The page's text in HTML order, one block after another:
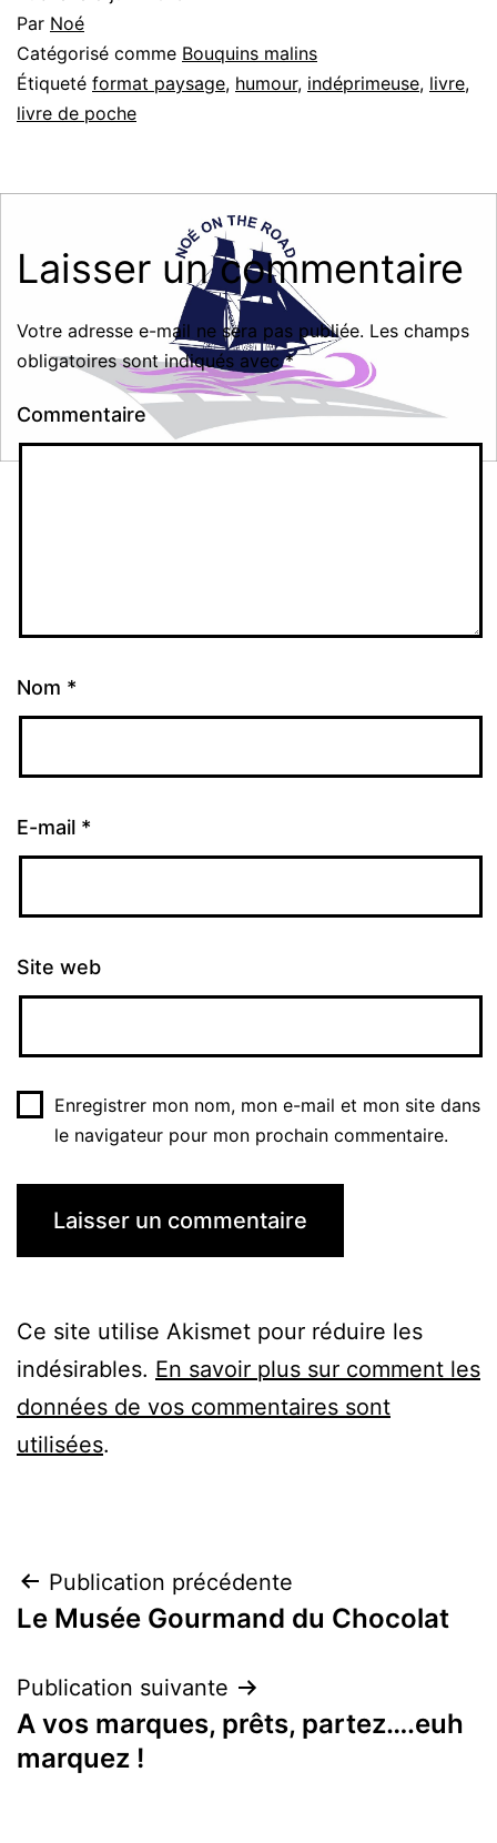
Par Noé
Catégorisé comme Bouquins malins
Étiqueté format paysage, humour, indéprimeuse, livre,
livre de poche
Laisser un commentaire
Votre adresse e-mail ne sera pas publiée. Les champs
obligatoires sont indiqués avec*
Commentaire
Nom *
E-mail *
Site web
Enregistrer mon nom, mon e-mail et mon site dans
le navigateur pour mon prochain commentaire.
Ce site utilise Akismet pour réduire les
indésirables. En savoir plus sur comment les
données de vos commentaires sont
utilisées.
Navigation
de
l’article
Publication précédente
Le Musée Gourmand du Chocolat
Publication suivante
A vos marques, prêts, partez….euh
marquez !